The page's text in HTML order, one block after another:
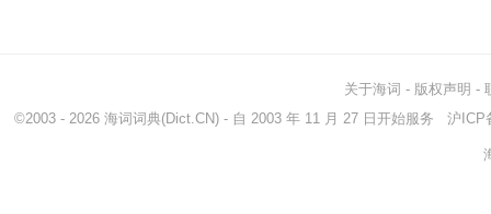
关于海词 - 版权声明 -
©2003 - 2026 海词词典(Dict.CN) - 自 2003 年 11 月 27 日开始服务 沪ICP